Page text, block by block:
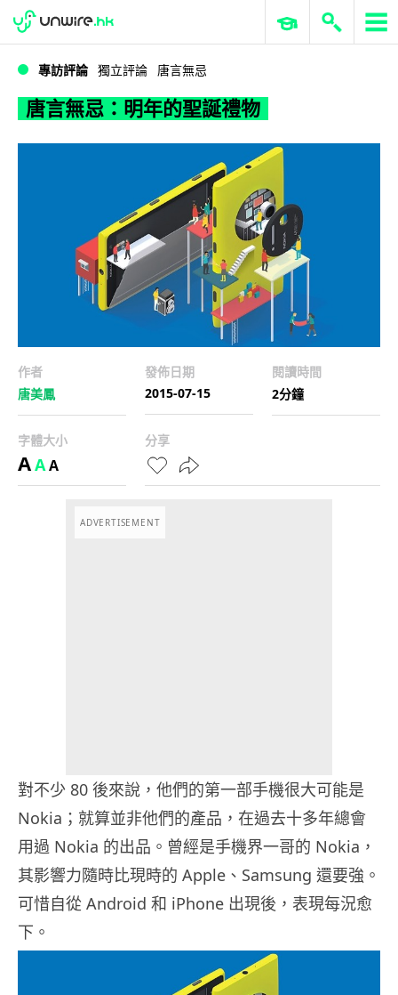
唐言無忌：明年的聖誕禮物
WWDC 2026 ERP 與商業 AI
專訪評論 獨立評論 唐言無忌
唐言無忌：明年的聖誕禮物
作者
唐美鳳
發佈日期
2015-07-15
閱讀時間
2分鐘
字體大小
AAA
分享
ADVERTISEMENT
對不少 80 後來說，他們的第一部手機很大可能是
Nokia；就算並非他們的產品，在過去十多年總會
用過 Nokia 的出品。曾經是手機界一哥的 Nokia，
其影響力隨時比現時的 Apple、Samsung 還要強。
可惜自從 Android 和 iPhone 出現後，表現每況愈
下。